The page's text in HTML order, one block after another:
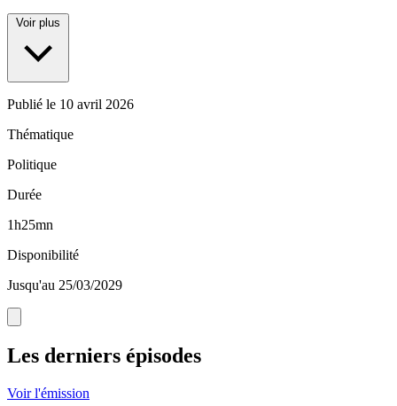
Voir plus
Publié le 10 avril 2026
Thématique
Politique
Durée
1h25mn
Disponibilité
Jusqu'au 25/03/2029
Les derniers épisodes
Voir l'émission